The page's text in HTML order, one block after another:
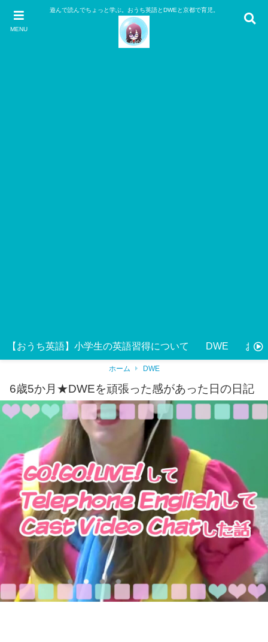
MENU
遊んで読んでちょっと学ぶ。おうち英語とDWEと京都で育児。
【おうち英語】小学生の英語習得について DWE おう
ホーム DWE
6歳5か月★DWEを頑張った感があった日の日記